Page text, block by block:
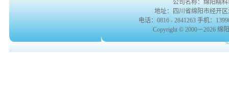
公司名称：绵阳精
地址：四川省绵阳市经开
电话：0816 - 2841263 手机：
Copyright © 2000－2026